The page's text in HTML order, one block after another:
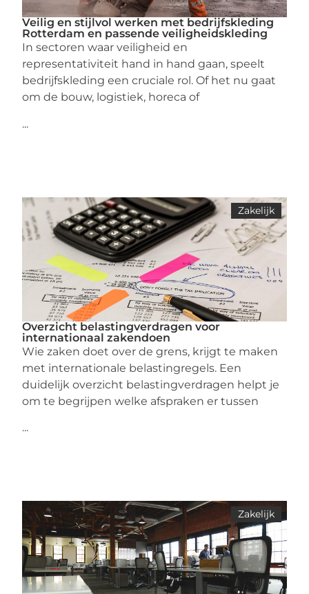
Veilig en stijlvol werken met bedrijfskleding
Rotterdam en passende veiligheidskleding
In sectoren waar veiligheid en
representativiteit hand in hand gaan, speelt
bedrijfskleding een cruciale rol. Of het nu gaat
om de bouw, logistiek, horeca of
...
Zakelijk
Overzicht belastingverdragen voor
internationaal zakendoen
Wie zaken doet over de grens, krijgt te maken
met internationale belastingregels. Een
duidelijk overzicht belastingverdragen helpt je
om te begrijpen welke afspraken er tussen
...
Zakelijk